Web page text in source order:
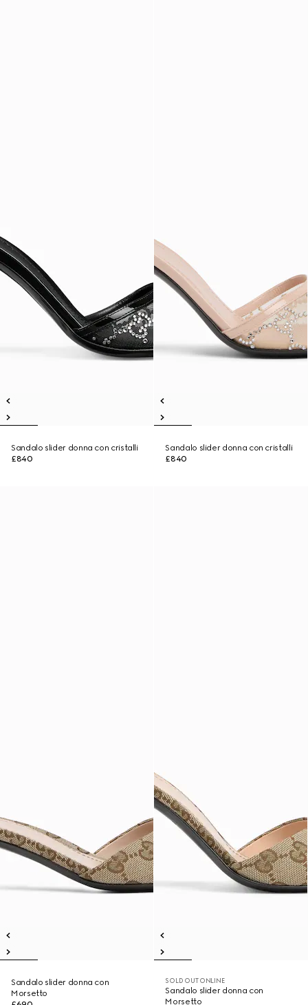
Sandalo slider donna con cristalli
£840
Sandalo slider donna con cristalli
£840
Sandalo slider donna con
Morsetto
SOLD OUT ONLINE
Sandalo slider donna con
Morsetto